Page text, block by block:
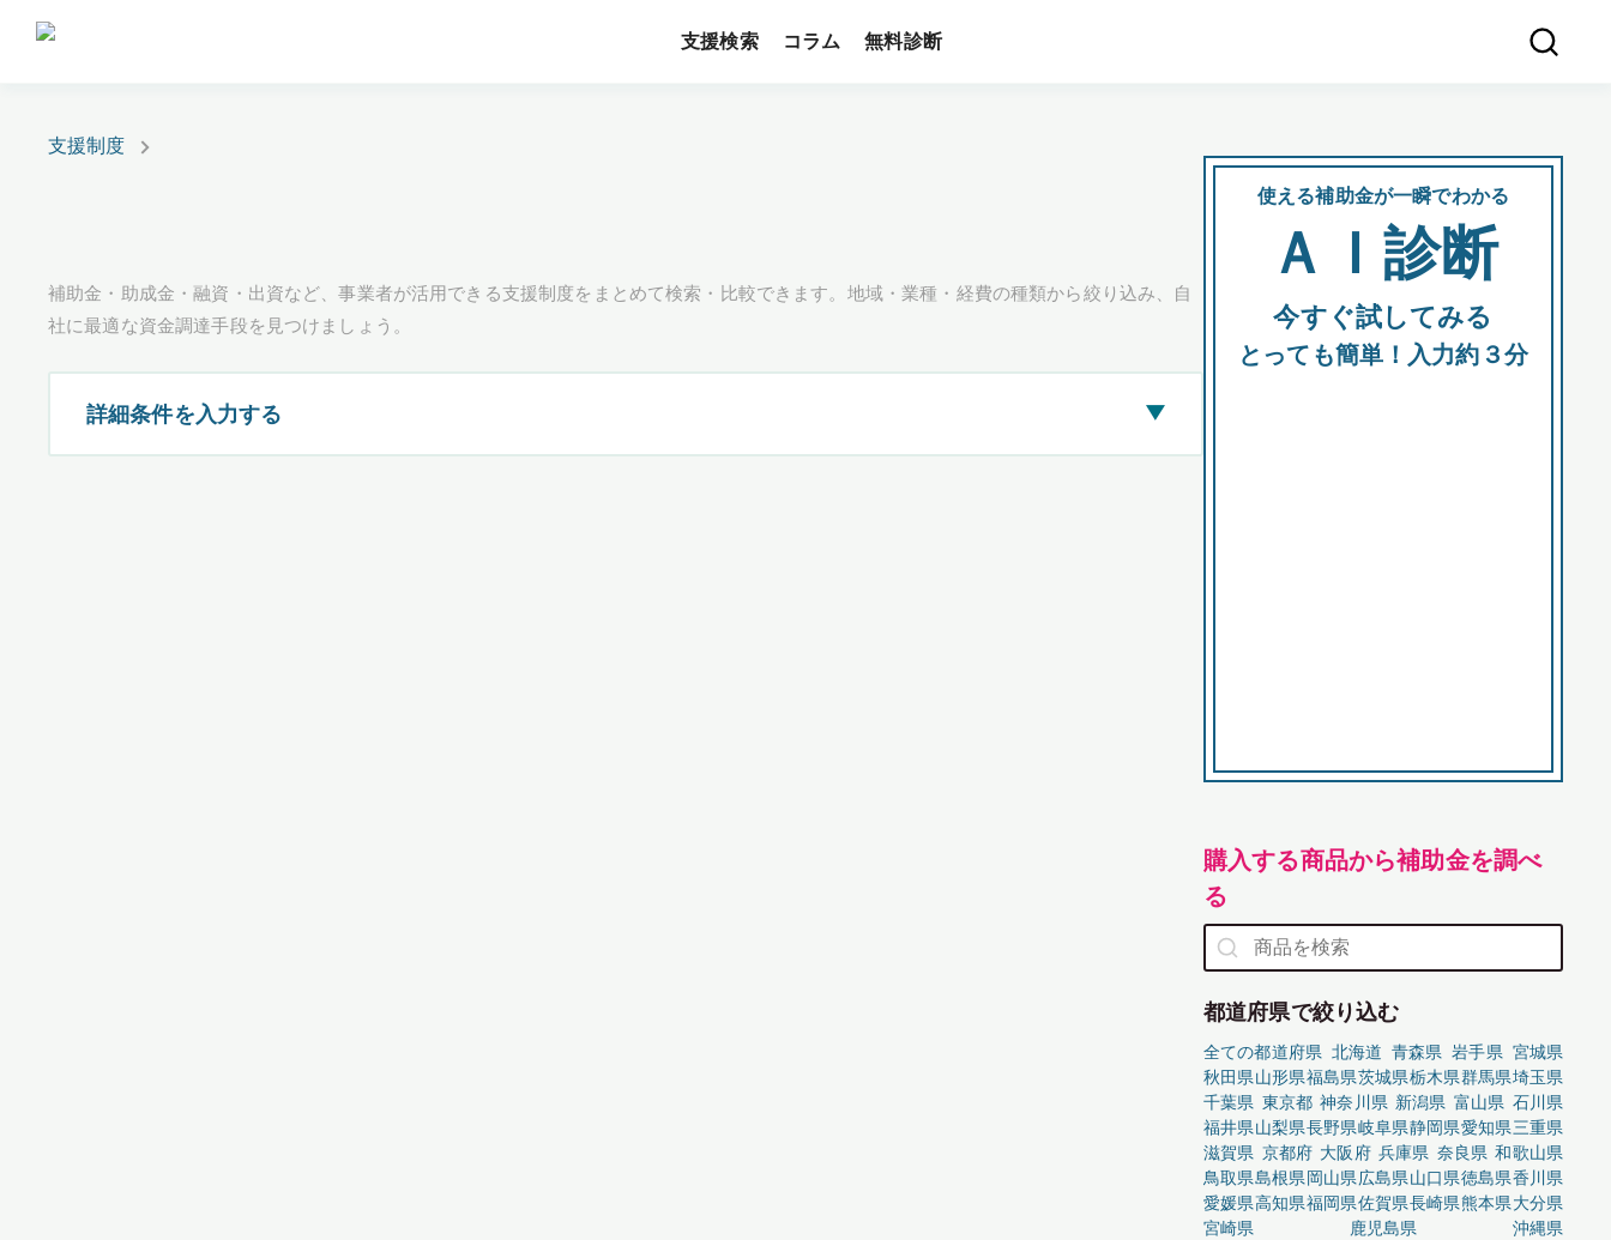
支援検索 コラム 無料診断
支援制度
補助金・助成金・融資・出資など、事業者が活用できる支援制度をまとめて検索・比較できます。地域・業種・経費の種類から絞り込み、自
社に最適な資金調達手段を見つけましょう。
詳細条件を入力する ▶
使える補助金が一瞬でわかる
ＡＩ診断
今すぐ試してみる
とっても簡単！入力約３分
購入する商品から補助金を調べ
る
都道府県で絞り込む
全ての都道府県 北海道 青森県 岩手県 宮城県
秋田県山形県福島県茨城県栃木県群馬県埼玉県
千葉県 東京都 神奈川県 新潟県 富山県 石川県
福井県山梨県長野県岐阜県静岡県愛知県三重県
滋賀県 京都府 大阪府 兵庫県 奈良県 和歌山県
鳥取県島根県岡山県広島県山口県徳島県香川県
愛媛県高知県福岡県佐賀県長崎県熊本県大分県
宮崎県
鹿児島県 沖縄県